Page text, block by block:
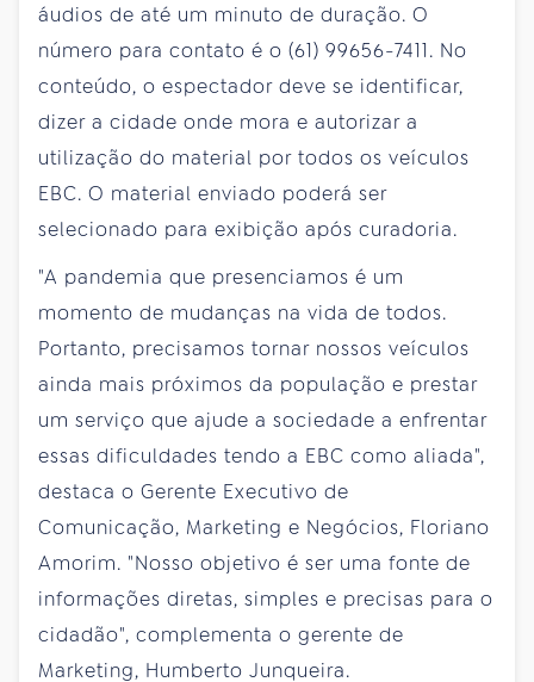
áudios de até um minuto de duração. O
número para contato é o (61) 99656-7411. No
conteúdo, o espectador deve se identificar,
dizer a cidade onde mora e autorizar a
utilização do material por todos os veículos
EBC. O material enviado poderá ser
selecionado para exibição após curadoria.
"A pandemia que presenciamos é um
momento de mudanças na vida de todos.
Portanto, precisamos tornar nossos veículos
ainda mais próximos da população e prestar
um serviço que ajude a sociedade a enfrentar
essas dificuldades tendo a EBC como aliada",
destaca o Gerente Executivo de
Comunicação, Marketing e Negócios, Floriano
Amorim. "Nosso objetivo é ser uma fonte de
informações diretas, simples e precisas para o
cidadão", complementa o gerente de
Marketing, Humberto Junqueira.